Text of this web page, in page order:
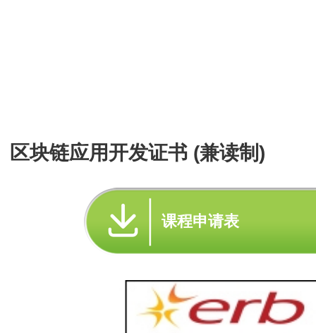
区块链应用开发证书 (兼读制)
课程申请表